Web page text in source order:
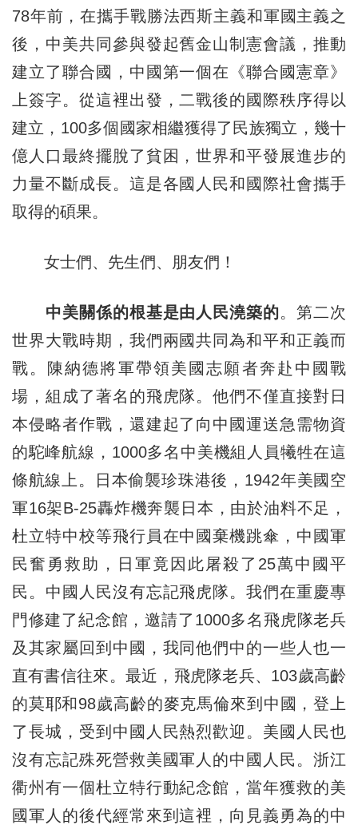
78年前，在攜手戰勝法西斯主義和軍國主義之
後，中美共同參與發起舊金山制憲會議，推動
建立了聯合國，中國第一個在《聯合國憲章》
上簽字。從這裡出發，二戰後的國際秩序得以
建立，100多個國家相繼獲得了民族獨立，幾十
億人口最終擺脫了貧困，世界和平發展進步的
力量不斷成長。這是各國人民和國際社會攜手
取得的碩果。
女士們、先生們、朋友們！
中美關係的根基是由人民澆築的。第二次
世界大戰時期，我們兩國共同為和平和正義而
戰。陳納德將軍帶領美國志願者奔赴中國戰
場，組成了著名的飛虎隊。他們不僅直接對日
本侵略者作戰，還建起了向中國運送急需物資
的駝峰航線，1000多名中美機組人員犧牲在這
條航線上。日本偷襲珍珠港後，1942年美國空
軍16架B-25轟炸機奔襲日本，由於油料不足，
杜立特中校等飛行員在中國棄機跳傘，中國軍
民奮勇救助，日軍竟因此屠殺了25萬中國平
民。中國人民沒有忘記飛虎隊。我們在重慶專
門修建了紀念館，邀請了1000多名飛虎隊老兵
及其家屬回到中國，我同他們中的一些人也一
直有書信往來。最近，飛虎隊老兵、103歲高齡
的莫耶和98歲高齡的麥克馬倫來到中國，登上
了長城，受到中國人民熱烈歡迎。美國人民也
沒有忘記殊死營救美國軍人的中國人民。浙江
衢州有一個杜立特行動紀念館，當年獲救的美
國軍人的後代經常來到這裡，向見義勇為的中